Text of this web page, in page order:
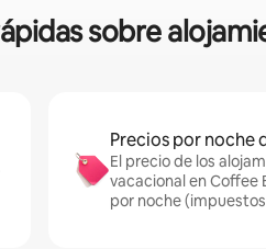
sobre
Precios por noche
El precio de los
vacacional en Coffee
por noche